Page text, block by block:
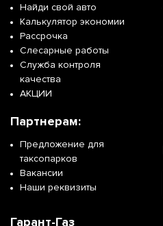
Найди свой авто
Калькулятор экономии
Рассрочка
Слесарные работы
Служба контроля
качества
АКЦИИ
Партнерам:
Предложение для
таксопарков
Вакансии
Наши реквизиты
Гарант-Газ